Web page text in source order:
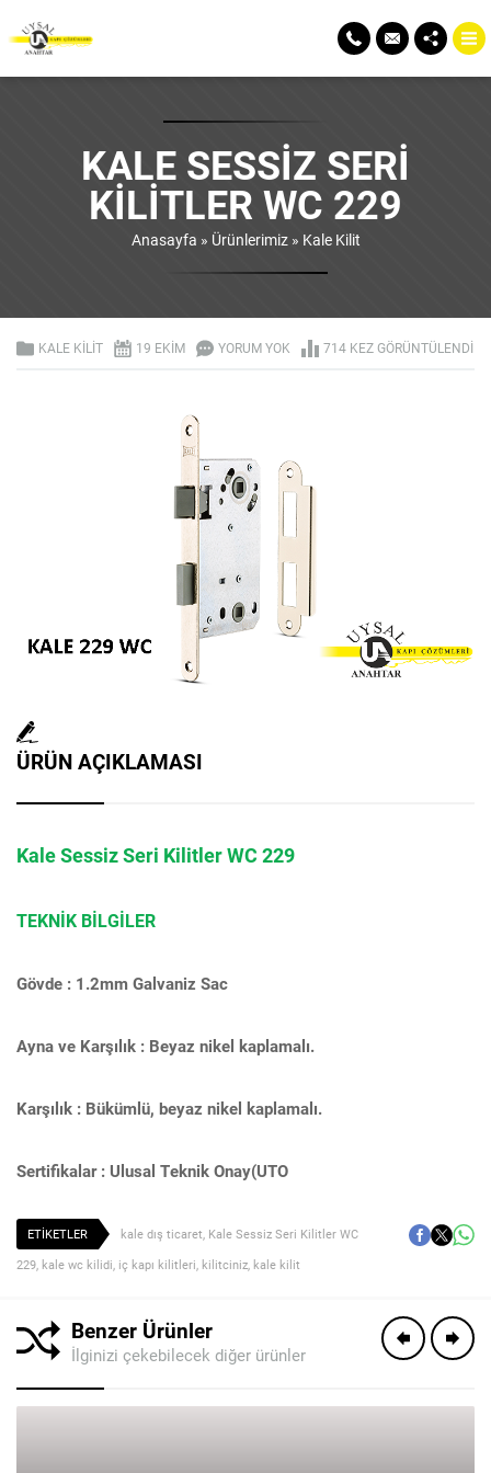
KALE SESSIZ SERI
KILITLER WC 229
Anasayfa » Ürünlerimiz» Kale Kilit
KALE KILIT 19 EKIM YORUM YOK 714 KEZ GÖRÜNTÜLENDI
ÜRÜN AÇIKLAMASI
Kale Sessiz Seri Kilitler WC 229
TEKNİK BİLGİLER
Gövde : 1.2mm Galvaniz Sac
Ayna ve Karşılık : Beyaz nikel kaplamalı.
Karşılık : Bükümlü, beyaz nikel kaplamalı.
Sertifikalar : Ulusal Teknik Onay(UTO
ETİKETLER kale dış ticaret Kale Sessiz Seri Kilitler WC
229 kale wc kilidi iç kapı kilitleri kilitciniz kale kilit
Benzer Ürünler
İlginizi çekebilecek diğer ürünler